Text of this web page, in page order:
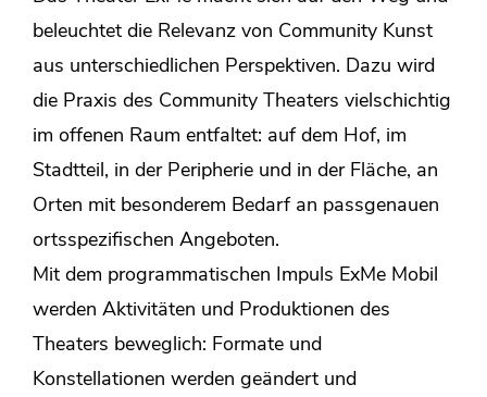
beleuchtet die Relevanz von Community Kunst
aus unterschiedlichen Perspektiven. Dazu wird
die Praxis des Community Theaters vielschichtig
im offenen Raum entfaltet: auf dem Hof, im
Stadtteil, in der Peripherie und in der Fläche, an
Orten mit besonderem Bedarf an passgenauen
ortsspezifischen Angeboten.
Mit dem programmatischen Impuls ExMe Mobil
werden Aktivitäten und Produktionen des
Theaters beweglich: Formate und
Konstellationen werden geändert und